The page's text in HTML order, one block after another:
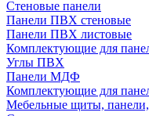
Стеновые панели
Панели ПВХ стеновые
Панели ПВХ листовые
Комплектующие для
Углы ПВХ
Панели МДФ
Комплектующие для
Мебельные щиты,